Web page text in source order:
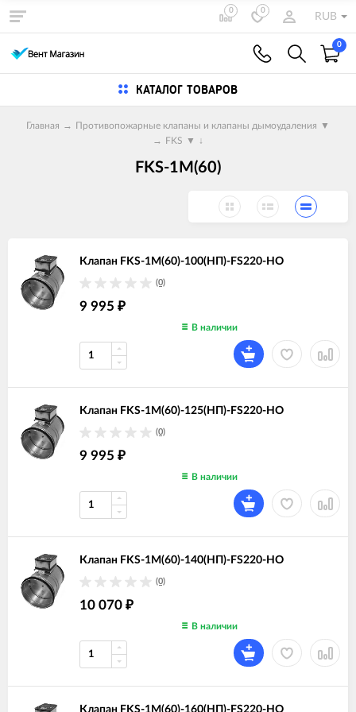
0 0
RUB
0
КАТАЛОГ ТОВАРОВ
Главная → Противопожарные клапаны и клапаны дымоудаления ▼
→ FKS ▼ ↓
FKS-1M(60)
Клапан FKS-1M(60)-100(НП)-FS220-НО
(0)
9 995 ₽
В наличии
Клапан FKS-1M(60)-125(НП)-FS220-НО
(0)
9 995 ₽
В наличии
Клапан FKS-1M(60)-140(НП)-FS220-НО
(0)
10 070 ₽
В наличии
Клапан FKS-1M(60)-160(НП)-FS220-НО